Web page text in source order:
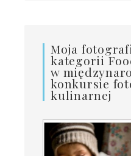
Moja
kategorii
w
konkursie
kulinarnej